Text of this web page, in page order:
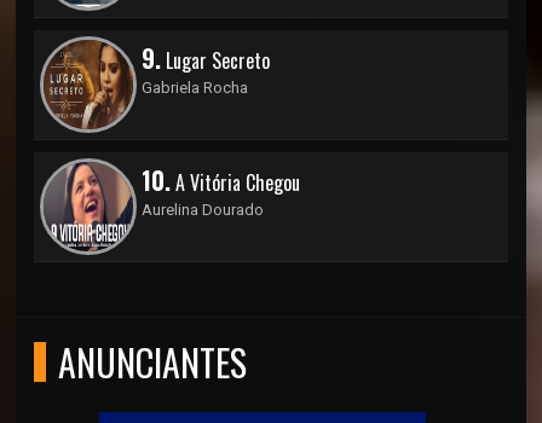
9. Lugar Secreto
Gabriela Rocha
10.A Vitória Chegou
Aurelina Dourado
ANUNCIANTES